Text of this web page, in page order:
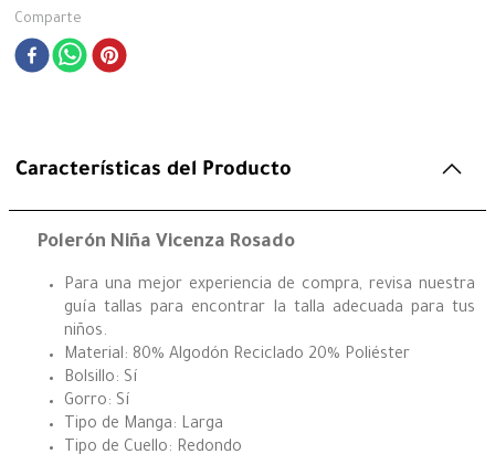
Comparte
Características del Producto
Polerón Niña Vicenza Rosado
Para una mejor experiencia de compra, revisa nuestra
guía tallas para encontrar la talla adecuada para tus
niños.
Material: 80% Algodón Reciclado 20% Poliéster
Bolsillo: Sí
Gorro: Sí
Tipo de Manga: Larga
Tipo de Cuello: Redondo